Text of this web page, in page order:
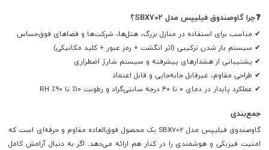
❓چرا گاوصندوق فیلیپس مدل SBX702؟
✔ مناسب برای استفاده در منازل بزرگ، هتل‌ها، شرکت‌ها و فضاهای فوق‌حساس
✔ سیستم باز شدن ترکیبی (اثر انگشت + رمز عبور + کلید مکانیکی)
✔ پشتیبانی از هشدارهای پیشرفته و سیستم شارژ اضطراری
✔ طراحی مقاوم، غیرقابل جابه‌جایی و قابل اعتماد
✔ عملکرد پایدار در دمای ۰ تا ۴۰ درجه سانتی‌گراد و رطوبت ۱۰٪ تا ۹۰٪ RH
جمع‌بندی
گاوصندوق فیلیپس مدل SBX702 یک محصول فوق‌العاده مقاوم و حرفه‌ای است که
امنیت فیزیکی و هوشمندی را در کنار هم ارائه می‌دهد. اگر به دنبال آرامش کامل